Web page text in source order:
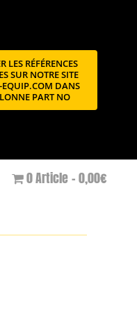
LES RÉFÉRENCES
SUR NOTRE SITE
EQUIP.COM DANS
PART NO
0 Article 0,00€